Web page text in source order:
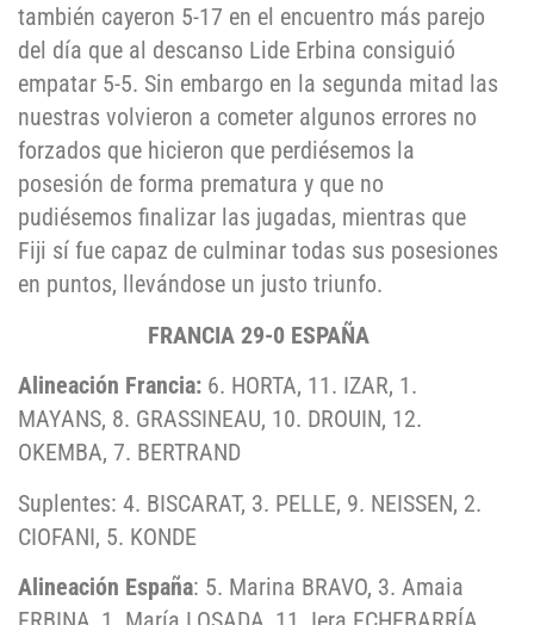
también cayeron 5-17 en el encuentro más parejo
del día que al descanso Lide Erbina consiguió
empatar 5-5. Sin embargo en la segunda mitad las
nuestras volvieron a cometer algunos errores no
forzados que hicieron que perdiésemos la
posesión de forma prematura y que no
pudiésemos finalizar las jugadas, mientras que
Fiji sí fue capaz de culminar todas sus posesiones
en puntos, llevándose un justo triunfo.
FRANCIA 29-0 ESPAÑA
Alineación Francia: 6. HORTA, 11. IZAR, 1.
MAYANS, 8. GRASSINEAU, 10. DROUIN, 12.
OKEMBA, 7. BERTRAND
Suplentes: 4. BISCARAT, 3. PELLE, 9. NEISSEN, 2.
CIOFANI, 5. KONDE
Alineación España: 5. Marina BRAVO, 3. Amaia